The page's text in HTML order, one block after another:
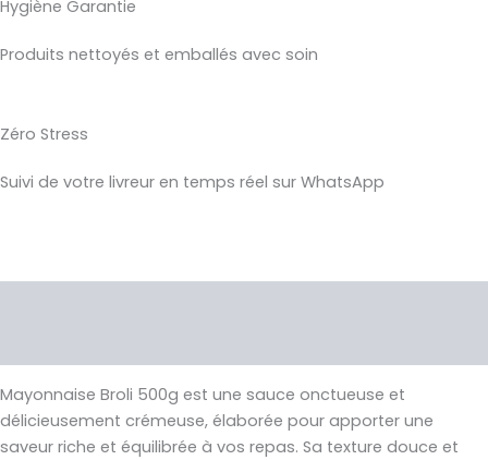
Hygiène Garantie
Produits nettoyés et emballés avec soin
Zéro Stress
Suivi de votre livreur en temps réel sur WhatsApp
Mayonnaise Broli 500g est une sauce onctueuse et
délicieusement crémeuse, élaborée pour apporter une
saveur riche et équilibrée à vos repas. Sa texture douce et